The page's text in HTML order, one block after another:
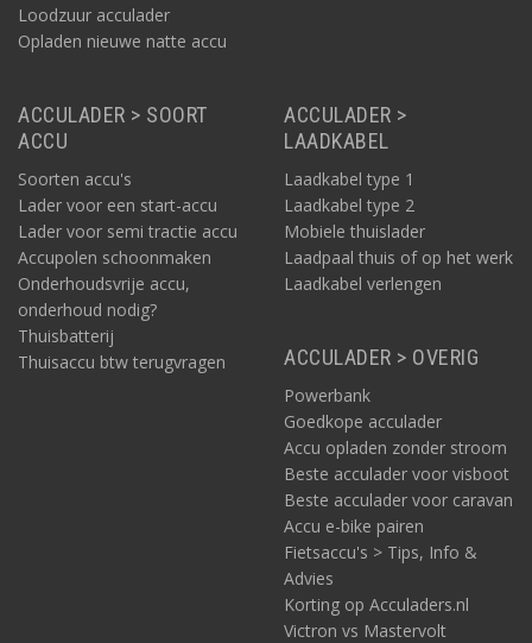
Loodzuur acculader
Opladen nieuwe natte accu
ACCULADER > SOORT
ACCU
Soorten accu's
Lader voor een start-accu
Lader voor semi tractie accu
Accupolen schoonmaken
Onderhoudsvrije accu,
onderhoud nodig?
Thuisbatterij
Thuisaccu btw terugvragen
ACCULADER >
LAADKABEL
Laadkabel type 1
Laadkabel type 2
Mobiele thuislader
Laadpaal thuis of op het werk
Laadkabel verlengen
ACCULADER > OVERIG
Powerbank
Goedkope acculader
Accu opladen zonder stroom
Beste acculader voor visboot
Beste acculader voor caravan
Accu e-bike pairen
Fietsaccu's > Tips, Info &
Advies
Korting op Acculaders.nl
Victron vs Mastervolt